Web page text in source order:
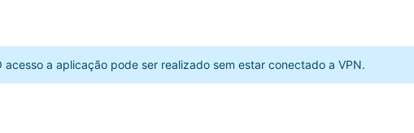
acesso a aplicação pode ser realizado sem estar conectado a VPN.